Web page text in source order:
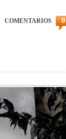
0
COMENTARIOS